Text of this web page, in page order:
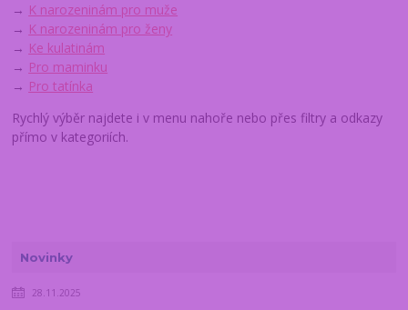
Novinky
28.11.2025
→ K narozeninám pro muže
→ K narozeninám pro ženy
→ Ke kulatinám
→ Pro maminku
→ Pro tatínka
Rychlý výběr najdete i v menu nahoře nebo přes filtry a odkazy
přímo v kategoriích.